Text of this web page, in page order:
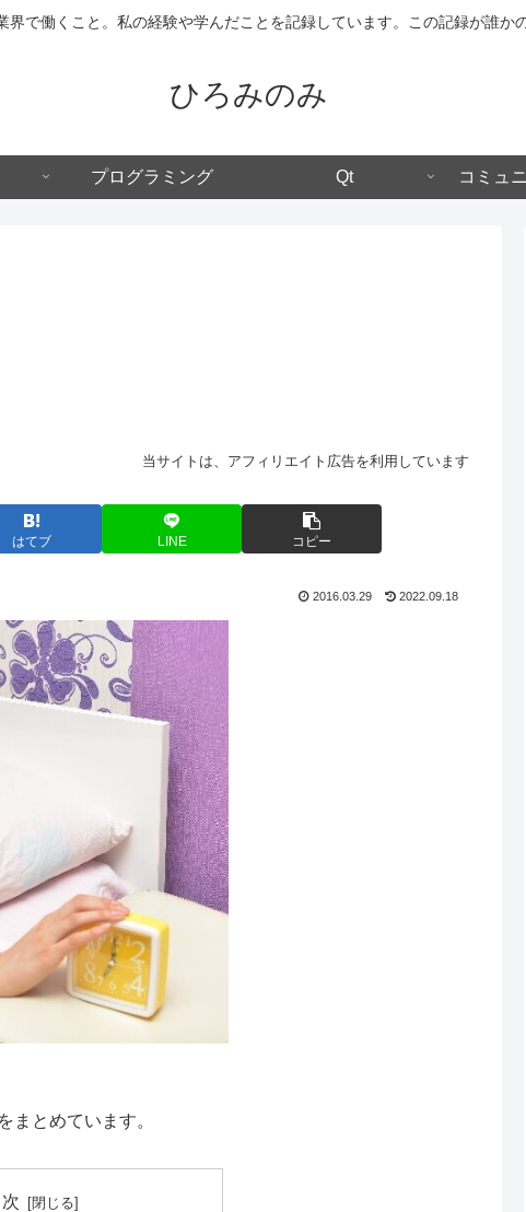
で働くこと。私の経験や学んだことを記録しています。この記録が誰か
ひろみのみ
プログラミング Qt コミュ
当サイトは、アフィリエイト広告を利用しています
はてブ LINE コピー
2016.03.29 2022.09.18
まとめています。
次